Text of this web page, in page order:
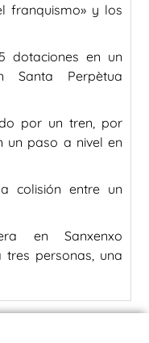
franquismo» y los
dotaciones en un
Perpètua
por un tren, por
un paso a nivel en
colisión entre un
en Sanxenxo
personas, una